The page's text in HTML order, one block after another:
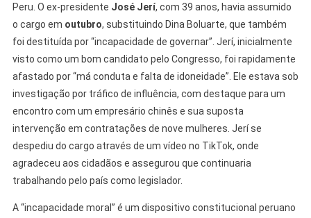
Peru. O ex-presidente José Jerí, com 39 anos, havia assumido
o cargo em outubro, substituindo Dina Boluarte, que também
foi destituída por “incapacidade de governar”. Jerí, inicialmente
visto como um bom candidato pelo Congresso, foi rapidamente
afastado por “má conduta e falta de idoneidade”. Ele estava sob
investigação por tráfico de influência, com destaque para um
encontro com um empresário chinês e sua suposta
intervenção em contratações de nove mulheres. Jerí se
despediu do cargo através de um vídeo no TikTok, onde
agradeceu aos cidadãos e assegurou que continuaria
trabalhando pelo país como legislador.
A “incapacidade moral” é um dispositivo constitucional peruano